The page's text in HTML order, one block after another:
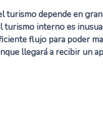
turismo depende en
turismo interno es
flujo para poder
llegará a recibir un